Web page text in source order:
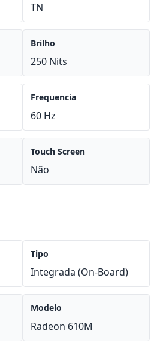
TN
Brilho
250 Nits
Frequencia
60 Hz
Touch Screen
Não
Tipo
Integrada (On-Board)
Modelo
Radeon 610M